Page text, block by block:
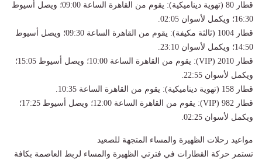
قطار 80 (تهوية ديناميكية): يقوم من القاهرة الساعة 09:00؛ ويصل أسيوط
16:30؛ ويكمل لأسوان 02:05.
قطار 1004 (ثالثة مكيفة): يقوم من القاهرة الساعة 09:30؛ ويصل أسيوط
14:50؛ ويكمل لأسوان 23:10.
قطار 2010 (VIP): يقوم من القاهرة الساعة 10:00؛ ويصل أسيوط 15:05؛
ويكمل لأسوان 22:55.
قطار 158 (تهوية ديناميكية): يقوم من القاهرة الساعة 10:35.
قطار 982 (VIP): يقوم من القاهرة الساعة 12:00؛ ويصل أسيوط 17:25؛
ويكمل لأسوان 02:25.
مواعيد رحلات الظهيرة والمساء المتجهة للصعيد
تستمر حركة القطارات في فترتي الظهيرة والمساء لربط العاصمة بكافة